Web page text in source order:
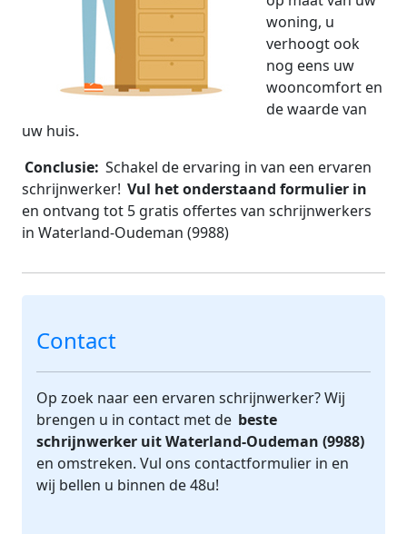
woning, u
verhoogt ook
nog eens uw
wooncomfort en
de waarde van
uw huis.
Conclusie: Schakel de ervaring in van een ervaren
schrijnwerker! Vul het onderstaand formulier in
en ontvang tot 5 gratis offertes van schrijnwerkers
in Waterland-Oudeman (9988)
Contact
Op zoek naar een ervaren schrijnwerker? Wij
brengen u in contact met de beste
schrijnwerker uit Waterland-Oudeman (9988)
en omstreken. Vul ons contactformulier in en
wij bellen u binnen de 48u!